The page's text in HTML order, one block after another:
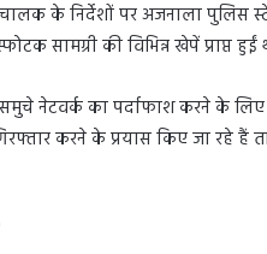
के निर्देशों पर अजनाला
सामग्री की विभिन्न खेपें प्राप्त हुईं
नेटवर्क का पर्दाफाश करने के
करने के प्रयास किए जा रहे हैं